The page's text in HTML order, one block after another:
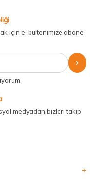
için e-bültenimize abone
medyadan bizleri takip